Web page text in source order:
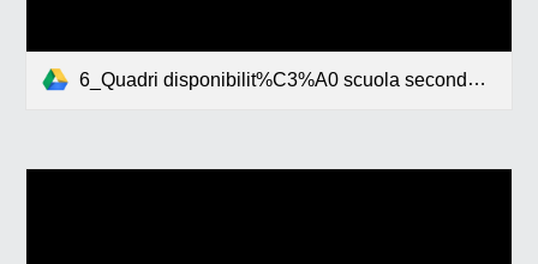
6_Quadri disponibilit%C3%A0 scuola secondaria di I grado2024-2025.pdf